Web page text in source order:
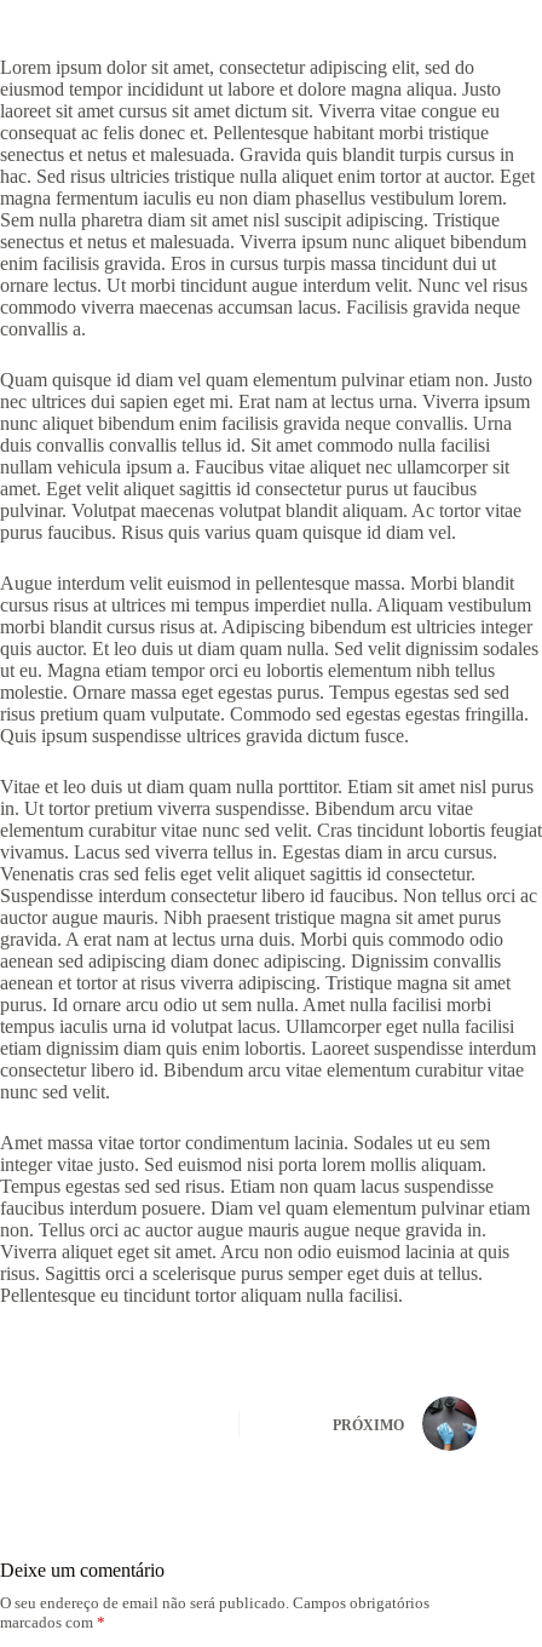
Lorem ipsum dolor sit amet, consectetur adipiscing elit, sed do
eiusmod tempor incididunt ut labore et dolore magna aliqua. Justo
laoreet sit amet cursus sit amet dictum sit. Viverra vitae congue eu
consequat ac felis donec et. Pellentesque habitant morbi tristique
senectus et netus et malesuada. Gravida quis blandit turpis cursus in
hac. Sed risus ultricies tristique nulla aliquet enim tortor at auctor. Eget
magna fermentum iaculis eu non diam phasellus vestibulum lorem.
Sem nulla pharetra diam sit amet nisl suscipit adipiscing. Tristique
senectus et netus et malesuada. Viverra ipsum nunc aliquet bibendum
enim facilisis gravida. Eros in cursus turpis massa tincidunt dui ut
ornare lectus. Ut morbi tincidunt augue interdum velit. Nunc vel risus
commodo viverra maecenas accumsan lacus. Facilisis gravida neque
convallis a.
Quam quisque id diam vel quam elementum pulvinar etiam non. Justo
nec ultrices dui sapien eget mi. Erat nam at lectus urna. Viverra ipsum
nunc aliquet bibendum enim facilisis gravida neque convallis. Urna
duis convallis convallis tellus id. Sit amet commodo nulla facilisi
nullam vehicula ipsum a. Faucibus vitae aliquet nec ullamcorper sit
amet. Eget velit aliquet sagittis id consectetur purus ut faucibus
pulvinar. Volutpat maecenas volutpat blandit aliquam. Ac tortor vitae
purus faucibus. Risus quis varius quam quisque id diam vel.
Augue interdum velit euismod in pellentesque massa. Morbi blandit
cursus risus at ultrices mi tempus imperdiet nulla. Aliquam vestibulum
morbi blandit cursus risus at. Adipiscing bibendum est ultricies integer
quis auctor. Et leo duis ut diam quam nulla. Sed velit dignissim sodales
ut eu. Magna etiam tempor orci eu lobortis elementum nibh tellus
molestie. Ornare massa eget egestas purus. Tempus egestas sed sed
risus pretium quam vulputate. Commodo sed egestas egestas fringilla.
Quis ipsum suspendisse ultrices gravida dictum fusce.
Vitae et leo duis ut diam quam nulla porttitor. Etiam sit amet nisl purus
in. Ut tortor pretium viverra suspendisse. Bibendum arcu vitae
elementum curabitur vitae nunc sed velit. Cras tincidunt lobortis feugiat
vivamus. Lacus sed viverra tellus in. Egestas diam in arcu cursus.
Venenatis cras sed felis eget velit aliquet sagittis id consectetur.
Suspendisse interdum consectetur libero id faucibus. Non tellus orci ac
auctor augue mauris. Nibh praesent tristique magna sit amet purus
gravida. A erat nam at lectus urna duis. Morbi quis commodo odio
aenean sed adipiscing diam donec adipiscing. Dignissim convallis
aenean et tortor at risus viverra adipiscing. Tristique magna sit amet
purus. Id ornare arcu odio ut sem nulla. Amet nulla facilisi morbi
tempus iaculis urna id volutpat lacus. Ullamcorper eget nulla facilisi
etiam dignissim diam quis enim lobortis. Laoreet suspendisse interdum
consectetur libero id. Bibendum arcu vitae elementum curabitur vitae
nunc sed velit.
Amet massa vitae tortor condimentum lacinia. Sodales ut eu sem
integer vitae justo. Sed euismod nisi porta lorem mollis aliquam.
Tempus egestas sed sed risus. Etiam non quam lacus suspendisse
faucibus interdum posuere. Diam vel quam elementum pulvinar etiam
non. Tellus orci ac auctor augue mauris augue neque gravida in.
Viverra aliquet eget sit amet. Arcu non odio euismod lacinia at quis
risus. Sagittis orci a scelerisque purus semper eget duis at tellus.
Pellentesque eu tincidunt tortor aliquam nulla facilisi.
PRÓXIMO
Deixe um comentário
O seu endereço de email não será publicado. Campos obrigatórios
marcados com *